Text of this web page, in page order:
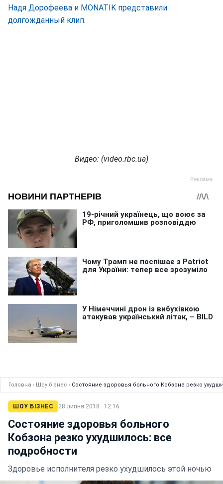
Надя Дорофеева и MONATIK представили
долгожданный клип.
Видео: (video.rbc.ua)
Головна › Шоу бізнес › Состояние здоровья больного Кобзона резко
ШОУ БІЗНЕС 28 липня 2018 · 12:16
Состояние здоровья больного
Кобзона резко ухудшилось: все
подробности
Здоровье исполнителя резко ухудшилось этой ночью